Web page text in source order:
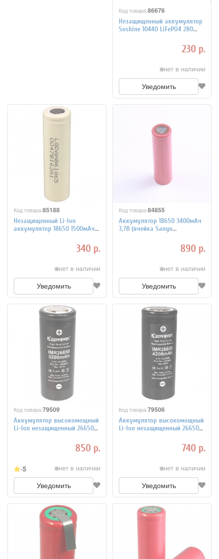
Код товара:86676
Незащищенный аккумулятор
Soshine 10440 LiFePO4 280
230 р.
нет в наличии
Уведомить
Код товара:85188
Незащищенный Li-Ion
аккумулятор 18650 1500мАч
340 р.
нет в наличии
Уведомить
Код товара:84855
Аккумулятор 18650 3400мАч
3,7В (ячейка Sanyo
NCR18650BF) незащищенный
890 р.
нет в наличии
Уведомить
Код товара:79509
Аккумулятор высокомощный
Li-Ion незащищенный 26650
850 р.
5 нет в наличии
Уведомить
Код товара:79506
Аккумулятор высокомощный
Li-Ion незащищенный 26650
740 р.
нет в наличии
Уведомить